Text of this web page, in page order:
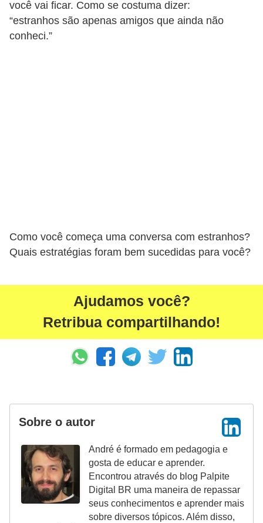
você vai ficar. Como se costuma dizer:
“estranhos são apenas amigos que ainda não
conheci.”
Como você começa uma conversa com estranhos?
Quais estratégias foram bem sucedidas para você?
Ajudamos você?
Retribua compartilhando!
Sobre o autor
André é formado em pedagogia e
gosta de educar e aprender.
Encontrou através do blog Palpite
Digital BR uma maneira de repassar
seus conhecimentos e aprender mais
sobre diversos tópicos. Além disso,